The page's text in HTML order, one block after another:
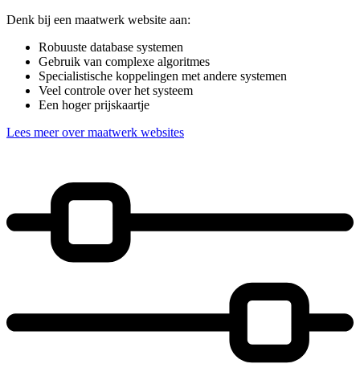
Denk bij een maatwerk website aan:
Robuuste database systemen
Gebruik van complexe algoritmes
Specialistische koppelingen met andere systemen
Veel controle over het systeem
Een hoger prijskaartje
Lees meer over maatwerk websites